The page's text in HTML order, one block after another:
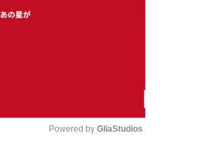
Powered by GliaStudios